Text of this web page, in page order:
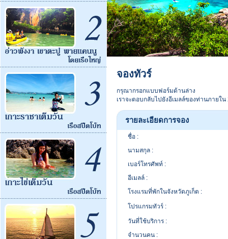
จองทัวร์
กรุณากรอกแบบฟอร์มด้านล่าง
เราจะตอบกลับไปยังอีเมลล์ของท่านภายใ
รายละเอียดการจอง
ชื่อ :
นามสกุล :
เบอร์โทรศัพท์ :
อีเมลล์ :
โรงแรมที่พักในจังหวัดภูเก็ต :
โปรแกรมทัวร์ :
วันที่ใช้บริการ :
จำนวนคน :